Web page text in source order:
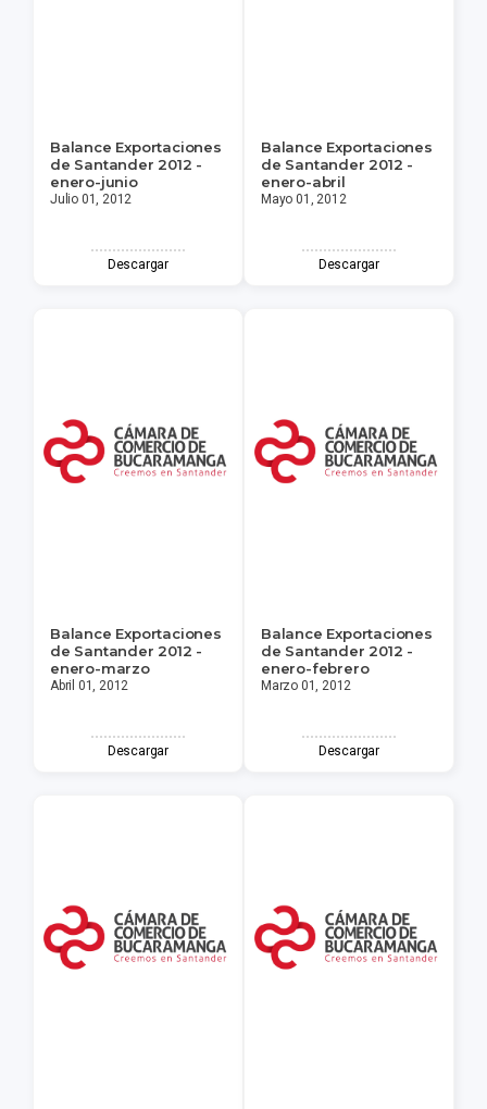
Balance Exportaciones
de Santander 2012 -
enero-junio
Julio 01, 2012
Descargar
Balance Exportaciones
de Santander 2012 -
enero-abril
Mayo 01, 2012
Descargar
Balance Exportaciones
de Santander 2012 -
enero-marzo
Abril 01, 2012
Descargar
Balance Exportaciones
de Santander 2012 -
enero-febrero
Marzo 01, 2012
Descargar